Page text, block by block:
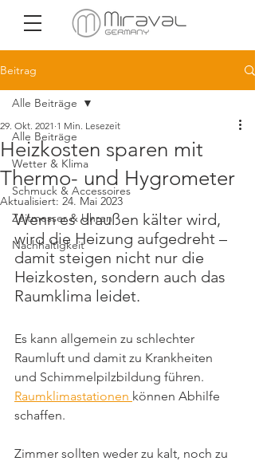
Beitrag
Alle Beiträge
Wetter & Klima
Schmuck & Accessoires
Zeitmesser & Uhren
Nachhaltigkeit
Alle Beiträge
Heizkosten sparen mit
Thermo- und Hygrometer
29. Okt. 2021 1 Min. Lesezeit
Aktualisiert: 24. Mai 2023
Wenn es draußen kälter wird,
wird die Heizung aufgedreht –
damit steigen nicht nur die
Heizkosten, sondern auch das
Raumklima leidet.
Es kann allgemein zu schlechter
Raumluft und damit zu Krankheiten
und Schimmelpilzbildung führen.
Raumklimastationen können Abhilfe
schaffen.
Zimmer sollten weder zu kalt, noch zu